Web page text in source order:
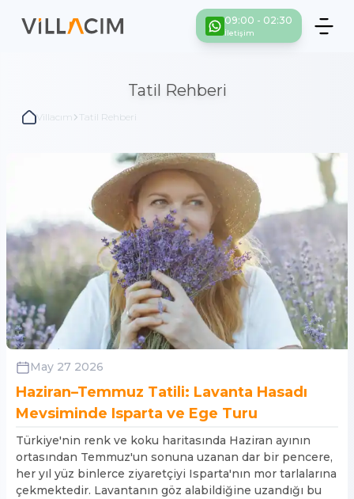
09:00 - 02:30
İletişim
Tatil Rehberi
Villacım Tatil Rehberi
May 27 2026
Haziran–Temmuz Tatili: Lavanta Hasadı
Mevsiminde Isparta ve Ege Turu
Türkiye'nin renk ve koku haritasında Haziran ayının
ortasından Temmuz'un sonuna uzanan dar bir pencere,
her yıl yüz binlerce ziyaretçiyi Isparta'nın mor tarlalarına
çekmektedir. Lavantanın göz alabildiğine uzandığı bu